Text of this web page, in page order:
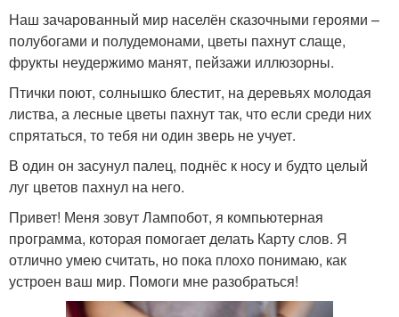
Наш зачарованный мир населён сказочными героями –
полубогами и полудемонами, цветы пахнут слаще,
фрукты неудержимо манят, пейзажи иллюзорны.
Птички поют, солнышко блестит, на деревьях молодая
листва, а лесные цветы пахнут так, что если среди них
спрятаться, то тебя ни один зверь не учует.
В один он засунул палец, поднёс к носу и будто целый
луг цветов пахнул на него.
Привет! Меня зовут Лампобот, я компьютерная
программа, которая помогает делать Карту слов. Я
отлично умею считать, но пока плохо понимаю, как
устроен ваш мир. Помоги мне разобраться!